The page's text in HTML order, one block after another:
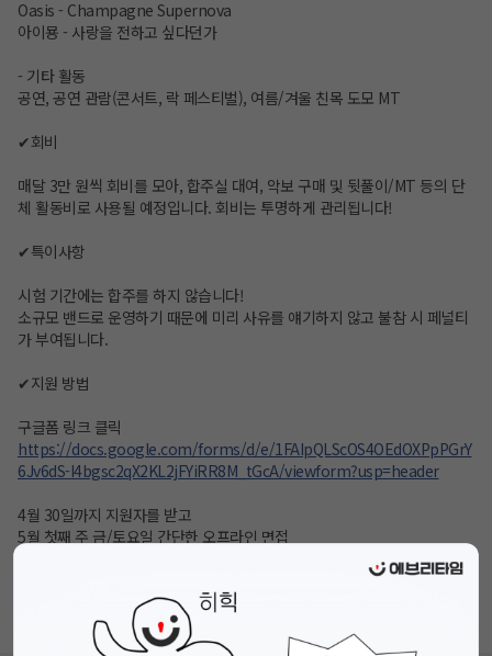
Oasis - Champagne Supernova
아이묭 - 사랑을 전하고 싶다던가
- 기타 활동
공연, 공연 관람(콘서트, 락 페스티벌), 여름/겨울 친목 도모 MT
✔회비
매달 3만 원씩 회비를 모아, 합주실 대여, 악보 구매 및 뒷풀이/MT 등의 단
체 활동비로 사용될 예정입니다. 회비는 투명하게 관리됩니다!
✔특이사항
시험 기간에는 합주를 하지 않습니다!
소규모 밴드로 운영하기 때문에 미리 사유를 얘기하지 않고 불참 시 페널티
가 부여됩니다.
✔지원 방법
구글폼 링크 클릭
https://docs.google.com/forms/d/e/1FAIpQLScOS4OEdOXPpPGrY
6Jv6dS-I4bgsc2qX2KL2jFYiRR8M_tGcA/viewform?usp=header
4월 30일까지 지원자를 받고
5월 첫째 주 금/토요일 간단한 오프라인 면접
https://open.kakao.com/o/sSX2xkoi